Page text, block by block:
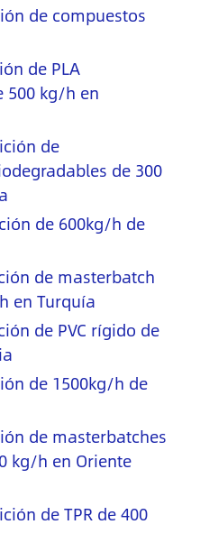
de compuestos
de PLA
500 kg/h en
de
de 300
de 600kg/h de
de masterbatch
en Turquía
de PVC rígido de
de 1500kg/h de
de masterbatches
kg/h en Oriente
de TPR de 400